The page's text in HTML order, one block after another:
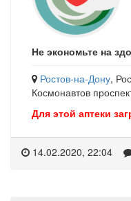
Не экономьте на
Ростов-на-Дону,
Космонавтов
Для этой аптеки
14.02.2020, 22:04